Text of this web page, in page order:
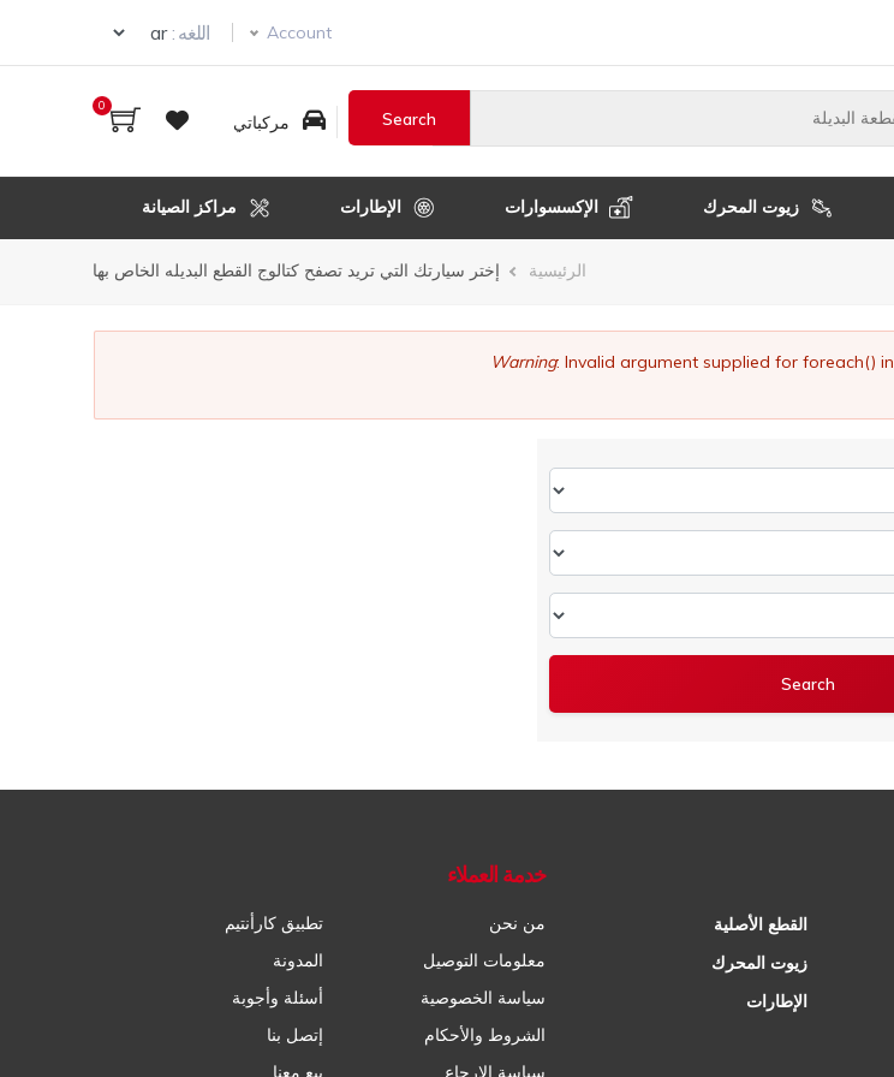
Account اللغه :
مركباتي
0
زيوت المحرك الإكسسوارات الإطارات مراكز الصيانة
مسار
التنقل
الرئيسية إختر سيارتك التي تريد تصفح كتالوج القطع البديله الخاص بها
Warning: Invalid argument supplied for foreach() in
القطع الأصلية
زيوت المحرك
الإطارات
خدمة العملاء
من نحن
تطبيق كارأنتيم
معلومات التوصيل
المدونة
سياسة الخصوصية
أسئلة وأجوبة
الشروط والأحكام
إتصل بنا
سياسة الإرجاع
بيع معنا